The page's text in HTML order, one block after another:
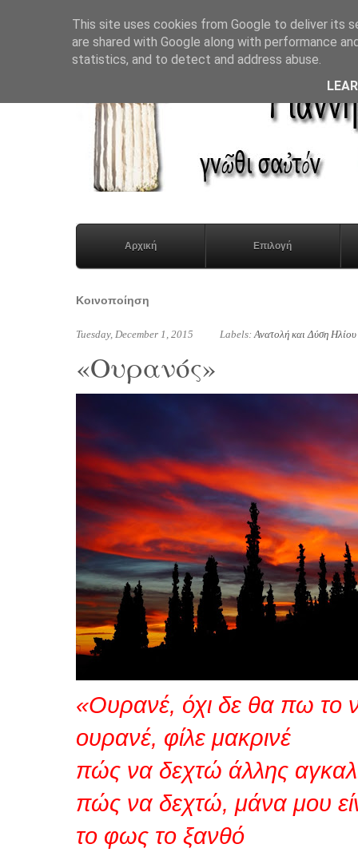
Αρχική Επιλογή
Κοινοποίηση
Tuesday, December 1, 2015 Labels: Ανατολή και Δύση Ηλίου
«Ουρανός»
«Ουρανέ, όχι δε θα πω το
ουρανέ, φίλε μακρινέ
πώς να δεχτώ άλλης
πώς να δεχτώ, μάνα μου
το φως το ξανθό
This site uses cookies from Google to deliver its
are shared with Google along with performance
statistics, and to detect and address abuse.